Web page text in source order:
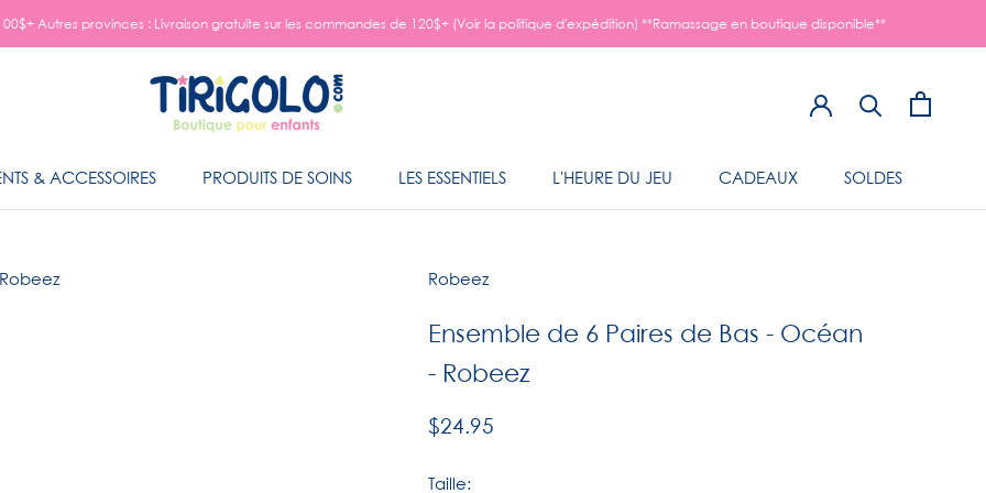
Autres provinces : Livraison gratuite sur les commandes de 120$+ (Voir la politique d'expédition) **Ramassage en boutique disponible**
& ACCESSOIRES
PRODUITS DE SOINS
LES ESSENTIELS
L'HEURE DU JEU
CADEAUX SOLDES
Robeez
Ensemble de 6 Paires de Bas - Océan
- Robeez
$24.95
Taille: